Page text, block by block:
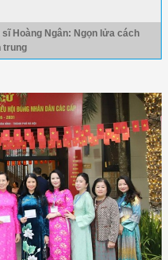
Hoàng Ngân: Ngọn lửa cách
trung